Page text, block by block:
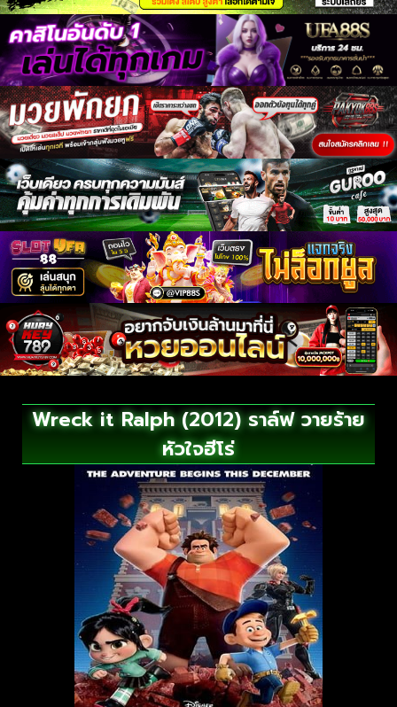
Wreck it Ralph (2012) ราล์ฟ วายร้าย
หัวใจฮีโร่